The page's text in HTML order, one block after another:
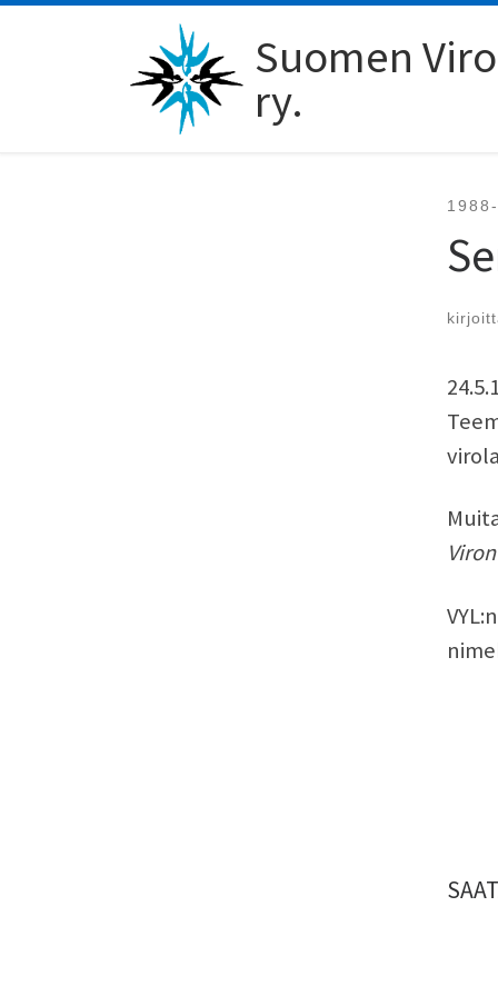
Suomen
ry.